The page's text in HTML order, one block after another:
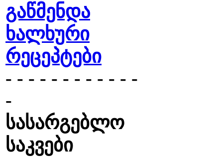
გაწმენდა
ხალხური
რეცეპტები
- - - - - - - - - - - -
-
სასარგებლო
საკვები